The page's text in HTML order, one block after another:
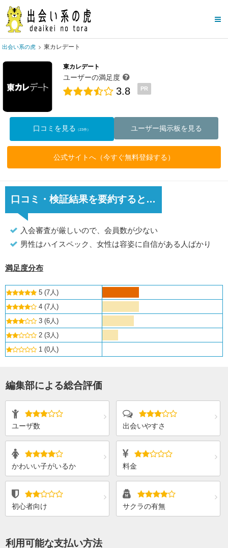
出会い系の虎 東カレデート
東カレデート
ユーザーの満足度
3.8 PR
口コミを見る （23件） ユーザー掲示板を見る
公式サイトへ（今すぐ無料登録する）
口コミ・検証結果を要約すると…
入会審査が厳しいので、会員数が少ない
男性はハイスペック、女性は容姿に自信がある人ばかり
満足度分布
5 (7人)
4 (7人)
3 (6人)
2 (3人)
1 (0人)
編集部による総合評価
ユーザ数 出会いやすさ
かわいい子がいるか 料金
初心者向け サクラの有無
利用可能な支払い方法